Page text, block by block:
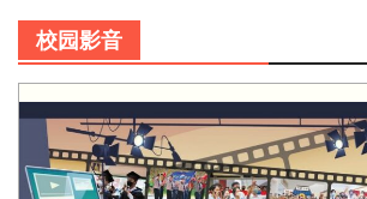
校园影音